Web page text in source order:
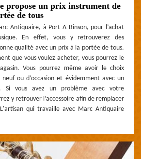
propose un prix instrument de
de tous
Antiquaire, à Port A Binson, pour l’achat
En effet, vous y retrouverez des
qualité avec un prix à la portée de tous.
que vous voulez acheter, vous pourrez le
Vous pourrez même avoir le choix
ou d’occasion et évidemment avec un
Si vous avez un problème avec votre
y retrouver l’accessoire afin de remplacer
qui travaille avec Marc Antiquaire